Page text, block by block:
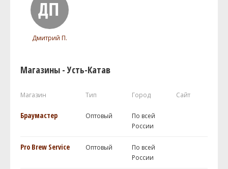
Дмитрий П.
Магазины - Усть-Катав
Магазин Тип Город Сайт
Браумастер Оптовый
По всей
России
Pro Brew Service Оптовый
По всей
России